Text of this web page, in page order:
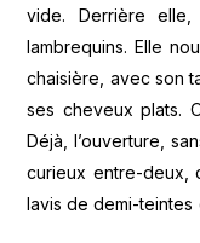
vide. Derrière
lambrequins. Elle
chaisière, avec son
ses cheveux plats.
Déjà, l’ouverture,
curieux entre-deux,
lavis de demi-